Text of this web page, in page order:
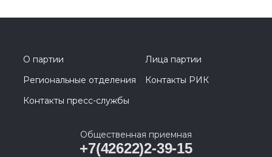
О партии
Лица партии
Региональные отделения
Контакты РИК
Контакты пресс-службы
Общественная приемная
+7(42622)2-39-15